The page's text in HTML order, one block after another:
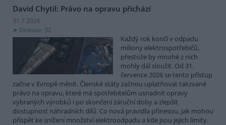
David Chytil: Právo na opravu přichází
31.7.2026
Diskuse: 32
Každý rok končí v odpadu
miliony elektrospotřebičů,
přestože by mnohé z nich
mohly dál sloužit. Od 31.
července 2026 se tento přístup
začne v Evropě měnit. Členské státy začnou uplatňovat takzvané
právo na opravu, které má spotřebitelům usnadnit opravy
vybraných výrobků i po skončení záruční doby a zlepšit
dostupnost náhradních dílů. Co nová pravidla přinesou, jak mohou
přispět ke snížení množství elektroodpadu a kde jsou jejich limity.